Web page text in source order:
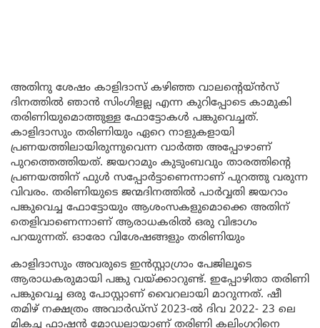
അതിനു ശേഷം കാളിദാസ് കഴിഞ്ഞ വാലൻ്റെയ്ൻസ്
ദിനത്തിൽ ഞാൻ സിംഗിളല്ല എന്ന കുറിപ്പോടെ കാമുകി
തരിണിയുമൊത്തുള്ള ഫോട്ടോകൾ പങ്കുവെച്ചത്.
കാളിദാസും തരിണിയും ഏറെ നാളുകളായി
പ്രണയത്തിലായിരുന്നുവെന്ന വാർത്ത അപ്പോഴാണ്
പുറത്തെത്തിയത്. ജയറാമും കുടുംബവും താരത്തിൻ്റെ
പ്രണയത്തിന് ഫുൾ സപ്പോർട്ടാണെന്നാണ് പുറത്തു വരുന്ന
വിവരം. തരിണിയുടെ ജന്മദിനത്തിൽ പാർവ്വതി ജയറാം
പങ്കുവെച്ച ഫോട്ടോയും ആശംസകളുമൊക്കെ അതിന്
തെളിവാണെന്നാണ് ആരാധകരിൽ ഒരു വിഭാഗം
പറയുന്നത്. ഓരോ വിശേഷങ്ങളും തരിണിയും
കാളിദാസും അവരുടെ ഇൻസ്റ്റാഗ്രാം പേജിലൂടെ
ആരാധകരുമായി പങ്കു വയ്ക്കാറുണ്ട്. ഇപ്പോഴിതാ തരിണി
പങ്കുവെച്ച ഒരു പോസ്റ്റാണ് വൈറലായി മാറുന്നത്. ഷീ
തമിഴ് നക്ഷത്രം അവാർഡ്സ് 2023-ൽ ദിവ 2022- 23 ലെ
മികച്ച ഫാഷൻ മോഡലായാണ് തരിണി കലിംഗറിനെ